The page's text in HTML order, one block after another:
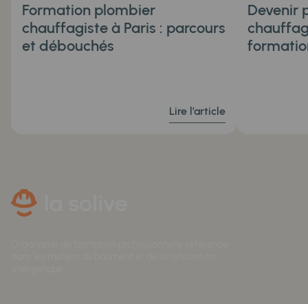
Formation plombier
chauffagiste à Paris : parcours
et débouchés
Lire l’article
Devenir